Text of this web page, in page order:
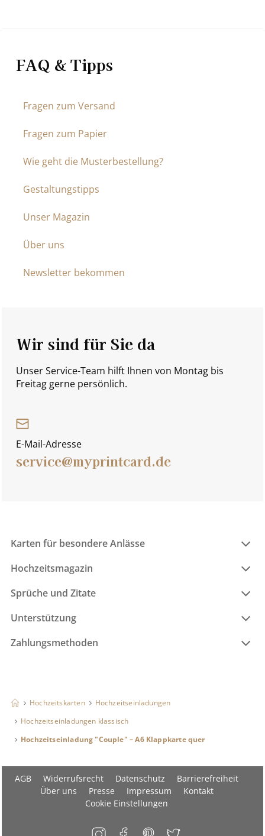
FAQ & Tipps
Fragen zum Versand
Fragen zum Papier
Wie geht die Musterbestellung?
Gestaltungstipps
Unser Magazin
Über uns
Newsletter bekommen
Wir sind für Sie da
Unser Service-Team hilft Ihnen von Montag bis
Freitag gerne persönlich.
E-Mail-Adresse
service@myprintcard.de
Karten für besondere Anlässe
Hochzeitsmagazin
Sprüche und Zitate
Unterstützung
Zahlungsmethoden
Hochzeitskarten
Hochzeitseinladungen
Hochzeitseinladungen klassisch
Hochzeitseinladung "Couple" – A6 Klappkarte quer
AGB Widerrufsrecht Datenschutz
Barrierefreiheit
Über uns
Presse Impressum
Kontakt
Cookie Einstellungen